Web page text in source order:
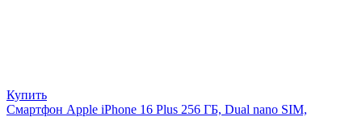
Купить
Смартфон Apple iPhone 16 Plus 256 ГБ, Dual nano SIM,